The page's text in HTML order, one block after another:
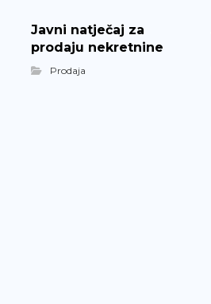
Javni natječaj za
prodaju nekretnine
Prodaja